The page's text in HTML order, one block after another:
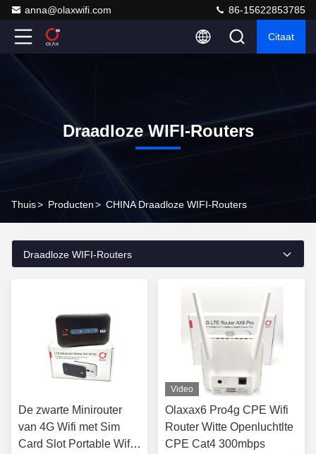
anna@olaxwifi.com 86-15622853785
Citaat
Draadloze WIFI-Routers
Thuis> Producten> CHINA Draadloze WIFI-Routers
Draadloze WIFI-Routers
De zwarte Minirouter
van 4G Wifi met Sim
Card Slot Portable Wifi-
Video
Olaxax6 Pro4g CPE Wifi
Router Witte Openluchtlte
CPE Cat4 300mbps